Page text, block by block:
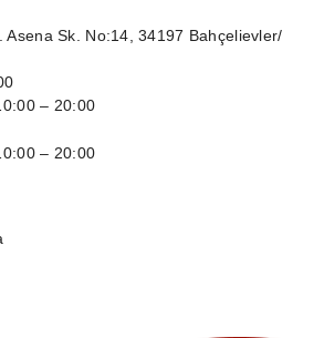
Asena Sk. No:14, 34197 Bahçelievler/
– 20:00
– 20:00